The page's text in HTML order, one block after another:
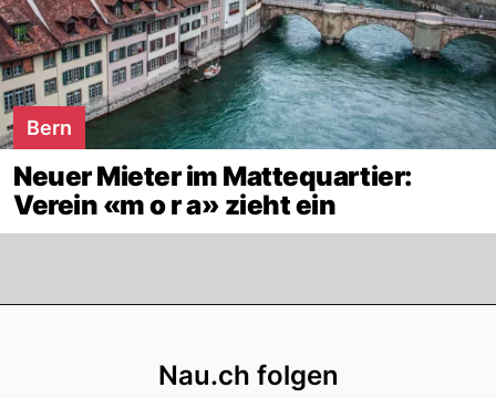
Bern
Neuer Mieter im Mattequartier:
Verein «m o r a» zieht ein
Nau.ch folgen